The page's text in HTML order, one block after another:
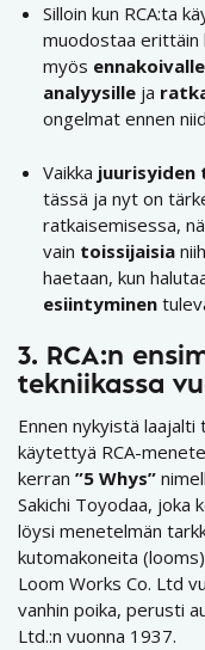
Silloin kun RCA:ta
muodostaa erittäin
myös
analyysille ja
ongelmat ennen
Vaikka juurisyiden
tässä ja nyt on
ratkaisemisessa,
vain toissijaisia
haetaan, kun
esiintyminen
3. RCA:n
tekniikassa
Ennen nykyistä laajalti
käytettyä RCA-
kerran ”5 Whys”
Sakichi Toyodaa, joka
löysi menetelmän
kutomakoneita (looms)
Loom Works Co. Ltd
vanhin poika, perusti
Ltd.:n vuonna 1937.